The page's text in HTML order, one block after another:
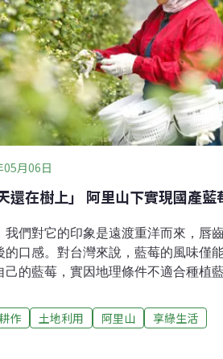
e把抓」，並推舉社員陳
05月06日
還在樹上」 阿里山下實現國產藍
我們對它的印象是遠渡重洋而來，唇
的口感。對台灣來說，藍莓的風味僅
己的藍莓，實因地理條件不適合種植
處亞熱帶的台灣仍在藍莓的種植方法
聞藍莓成功開花結果的佳績。在阿里
作 土地利用 阿里山 享綠生活